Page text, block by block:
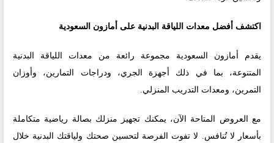
اكتشف أفضل معدات اللياقة البدنية على أمازون السعودية
يقدم أمازون السعودية مجموعة رائعة من معدات اللياقة البدنية
المتنوعة، بما في ذلك أجهزة الجري، ودراجات التمارين، وأوزان
التمرين، ومعدات التدريب المنزلي.
مع العروض المتاحة الآن، يمكنك تجهيز منزلك بصالة رياضية متكاملة
بأسعار لا تُنافس. لا تفوت الفرصة لتحسين صحتك ولياقتك البدنية خلال